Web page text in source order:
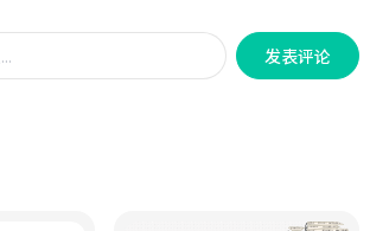
条件下的动词形式。本思维导图针
初中英语八大时态，有详细的概
，基本结构，时间状语，基本句
发表评论